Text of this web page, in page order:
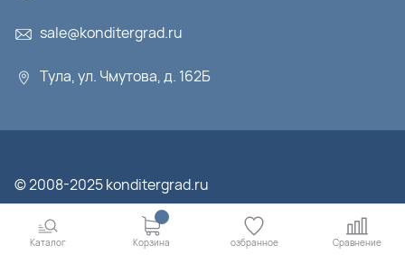
sale@konditergrad.ru
Тула, ул. Чмутова, д. 162Б
© 2008-2025 konditergrad.ru
Каталог Корзина οзбранное Сравнение